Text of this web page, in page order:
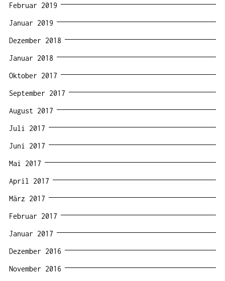
Februar 2019
Januar 2019
Dezember 2018
Januar 2018
Oktober 2017
September 2017
August 2017
Juli 2017
Juni 2017
Mai 2017
April 2017
März 2017
Februar 2017
Januar 2017
Dezember 2016
November 2016